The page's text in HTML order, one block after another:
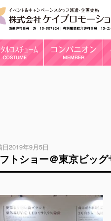
日2019年9月5日
トショー＠東京ビッ